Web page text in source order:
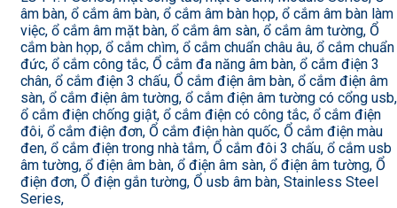
âm bàn, ổ cắm âm bàn, ổ cắm âm bàn họp, ổ cắm âm bàn làm
việc, ổ cắm âm mặt bàn, ổ cắm âm sàn, ổ cắm âm tường, Ổ
cắm bàn họp, ổ cắm chìm, ổ cắm chuẩn châu âu, ổ cắm chuẩn
đức, ổ cắm công tắc, Ổ cắm đa năng âm bàn, ổ cắm điện 3
chân, ổ cắm điện 3 chấu, Ổ cắm điện âm bàn, ổ cắm điện âm
sàn, ổ cắm điện âm tường, ổ cắm điện âm tường có cổng usb,
ổ cắm điện chống giật, ổ cắm điện có công tắc, ổ cắm điện
đôi, ổ cắm điện đơn, Ổ cắm điện hàn quốc, Ổ cắm điện màu
đen, ổ cắm điện trong nhà tắm, Ổ cắm đôi 3 chấu, ổ cắm usb
âm tường, ổ điện âm bàn, ổ điện âm sàn, ổ điện âm tường, Ổ
điện đơn, Ổ điện gắn tường, Ổ usb âm bàn, Stainless Steel
Series,